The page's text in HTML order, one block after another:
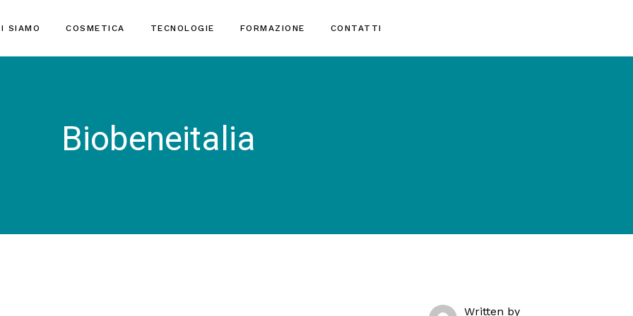
SIAMO COSMETICA TECNOLOGIE FORMAZIONE CONTATTI
Biobeneitalia
Written by